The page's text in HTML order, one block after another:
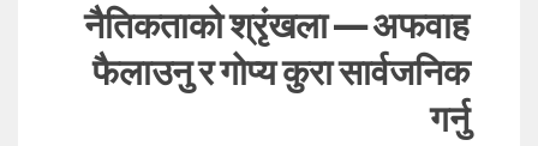
नैतिकताको श्रृंखला — अफवाह
फैलाउनु र गोप्य कुरा सार्वजनिक
गर्नु